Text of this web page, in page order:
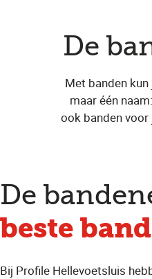
De
Met banden
maar één
ook banden voor
De
beste
Bij Profile Hellevoetsluis